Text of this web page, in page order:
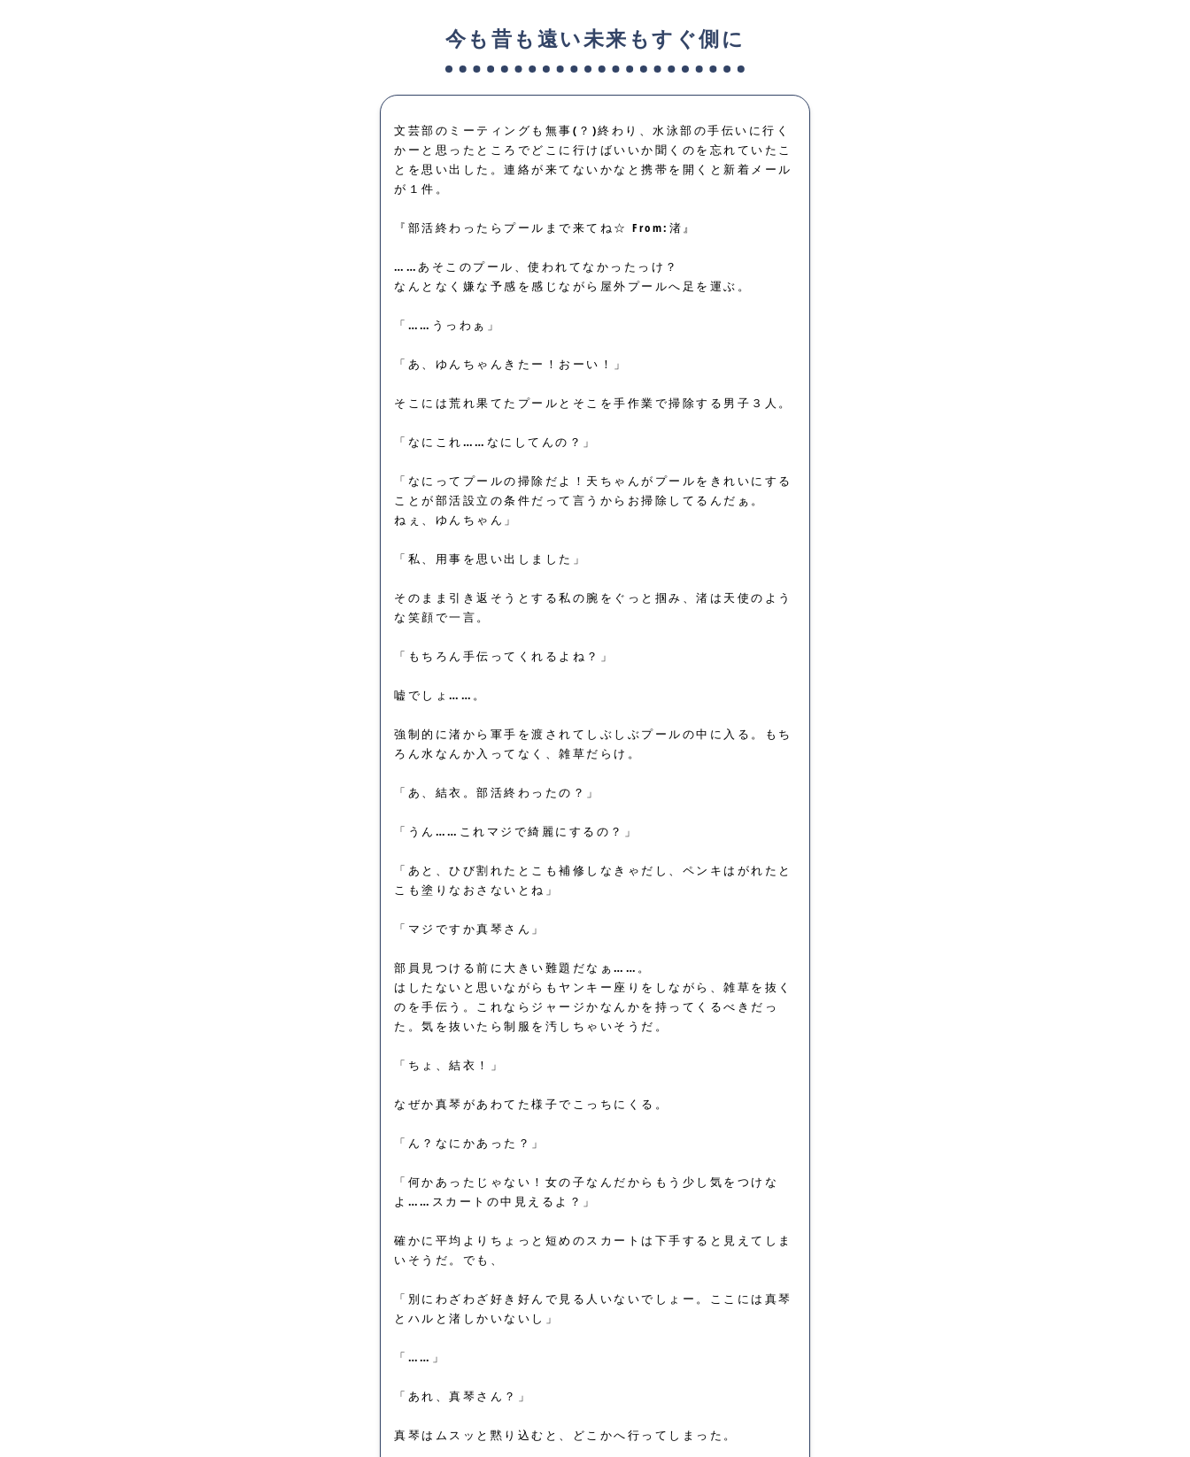
今も昔も遠い未来もすぐ側に
文芸部のミーティングも無事(？)終わり、水泳部の手伝いに行く
かーと思ったところでどこに行けばいいか聞くのを忘れていたこ
とを思い出した。連絡が来てないかなと携帯を開くと新着メール
が１件。
『部活終わったらプールまで来てね☆ From:渚』
……あそこのプール、使われてなかったっけ？
なんとなく嫌な予感を感じながら屋外プールへ足を運ぶ。
「……うっわぁ」
「あ、ゆんちゃんきたー！おーい！」
そこには荒れ果てたプールとそこを手作業で掃除する男子３人。
「なにこれ……なにしてんの？」
「なにってプールの掃除だよ！天ちゃんがプールをきれいにする
ことが部活設立の条件だって言うからお掃除してるんだぁ。
ねぇ、ゆんちゃん」
「私、用事を思い出しました」
そのまま引き返そうとする私の腕をぐっと掴み、渚は天使のよう
な笑顔で一言。
「もちろん手伝ってくれるよね？」
嘘でしょ……。
強制的に渚から軍手を渡されてしぶしぶプールの中に入る。もち
ろん水なんか入ってなく、雑草だらけ。
「あ、結衣。部活終わったの？」
「うん……これマジで綺麗にするの？」
「あと、ひび割れたとこも補修しなきゃだし、ペンキはがれたと
こも塗りなおさないとね」
「マジですか真琴さん」
部員見つける前に大きい難題だなぁ……。
はしたないと思いながらもヤンキー座りをしながら、雑草を抜く
のを手伝う。これならジャージかなんかを持ってくるべきだっ
た。気を抜いたら制服を汚しちゃいそうだ。
「ちょ、結衣！」
なぜか真琴があわてた様子でこっちにくる。
「ん？なにかあった？」
「何かあったじゃない！女の子なんだからもう少し気をつけな
よ……スカートの中見えるよ？」
確かに平均よりちょっと短めのスカートは下手すると見えてしま
いそうだ。でも、
「別にわざわざ好き好んで見る人いないでしょー。ここには真琴
とハルと渚しかいないし」
「……」
「あれ、真琴さん？」
真琴はムスッと黙り込むと、どこかへ行ってしまった。